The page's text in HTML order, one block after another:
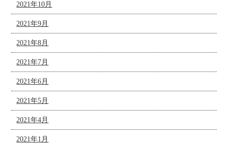
2021年10月
2021年9月
2021年8月
2021年7月
2021年6月
2021年5月
2021年4月
2021年1月